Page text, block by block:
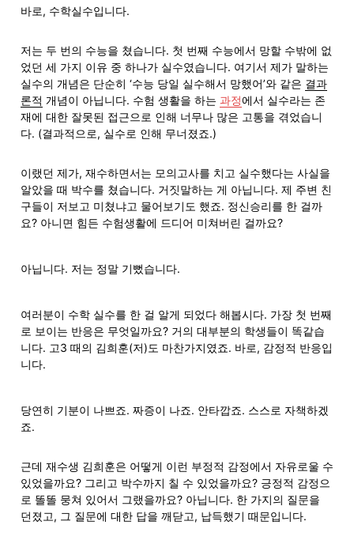
바로, 수학실수입니다.
저는 두 번의 수능을 쳤습니다. 첫 번째 수능에서 망할 수밖에 없
었던 세 가지 이유 중 하나가 실수였습니다. 여기서 제가 말하는
실수의 개념은 단순히 ‘수능 당일 실수해서 망했어’와 같은 결과
론적 개념이 아닙니다. 수험 생활을 하는 과정에서 실수라는 존
재에 대한 잘못된 접근으로 인해 너무나 많은 고통을 겪었습니
다. (결과적으로, 실수로 인해 무너졌죠.)
이랬던 제가, 재수하면서는 모의고사를 치고 실수했다는 사실을
알았을 때 박수를 쳤습니다. 거짓말하는 게 아닙니다. 제 주변 친
구들이 저보고 미쳤냐고 물어보기도 했죠. 정신승리를 한 걸까
요? 아니면 힘든 수험생활에 드디어 미쳐버린 걸까요?
아닙니다. 저는 정말 기뻤습니다.
여러분이 수학 실수를 한 걸 알게 되었다 해봅시다. 가장 첫 번째
로 보이는 반응은 무엇일까요? 거의 대부분의 학생들이 똑같습
니다. 고3 때의 김희훈(저)도 마찬가지였죠. 바로, 감정적 반응입
니다.
당연히 기분이 나쁘죠. 짜증이 나죠. 안타깝죠. 스스로 자책하겠
죠.
근데 재수생 김희훈은 어떻게 이런 부정적 감정에서 자유로울 수
있었을까요? 그리고 박수까지 칠 수 있었을까요? 긍정적 감정으
로 똘똘 뭉쳐 있어서 그랬을까요? 아닙니다. 한 가지의 질문을
던졌고, 그 질문에 대한 답을 깨닫고, 납득했기 때문입니다.